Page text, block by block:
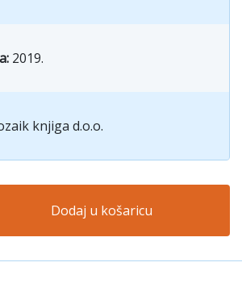
2019.
knjiga d.o.o.
Dodaj u košaricu